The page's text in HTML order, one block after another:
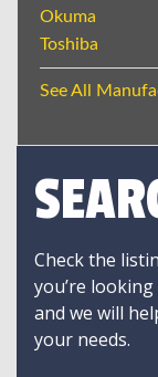
Okuma
Toshiba
See All
Check the
you’re
and we will
your needs.